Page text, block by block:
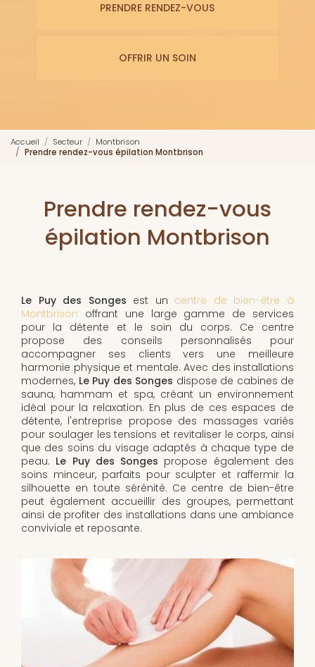
PRENDRE RENDEZ-VOUS
OFFRIR UN SOIN
Accueil Secteur
Montbrison
Prendre rendez-vous épilation Montbrison
Prendre rendez-vous
épilation Montbrison
Le Puy des Songes est un centre de bien-être à
Montbrison offrant une large gamme de services
pour la détente et le soin du corps. Ce centre
propose des conseils personnalisés pour
accompagner ses clients vers une meilleure
harmonie physique et mentale. Avec des installations
modernes, Le Puy des Songes dispose de cabines de
sauna, hammam et spa, créant un environnement
idéal pour la relaxation. En plus de ces espaces de
détente, l'entreprise propose des massages variés
pour soulager les tensions et revitaliser le corps, ainsi
que des soins du visage adaptés à chaque type de
peau. Le Puy des Songes propose également des
soins minceur, parfaits pour sculpter et raffermir la
silhouette en toute sérénité. Ce centre de bien-être
peut également accueillir des groupes, permettant
ainsi de profiter des installations dans une ambiance
conviviale et reposante.